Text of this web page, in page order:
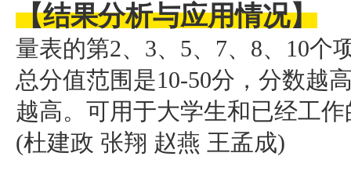
【结果分析与应用情况】
量表的第2、3、5、7、8、10个
总分值范围是10-50分，分数越
越高。可用于大学生和已经工
(杜建政 张翔 赵燕 王孟成)